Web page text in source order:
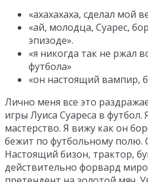
«ахахахаха, сделал мой
«ай, молодца, Суарес,
эпизоде».
«я никогда так не ржал
футбола»
«он настоящий вампир,
Лично меня все это
игры Луиса Суареса в футбол.
мастерство. Я вижу как он
бежит по футбольному полю.
Настоящий бизон, трактор,
действительно форвард